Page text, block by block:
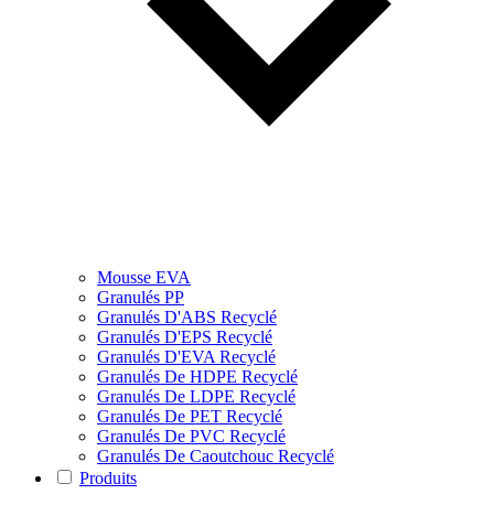
Mousse EVA
Granulés PP
Granulés D'ABS Recyclé
Granulés D'EPS Recyclé
Granulés D'EVA Recyclé
Granulés De HDPE Recyclé
Granulés De LDPE Recyclé
Granulés De PET Recyclé
Granulés De PVC Recyclé
Granulés De Caoutchouc Recyclé
Produits